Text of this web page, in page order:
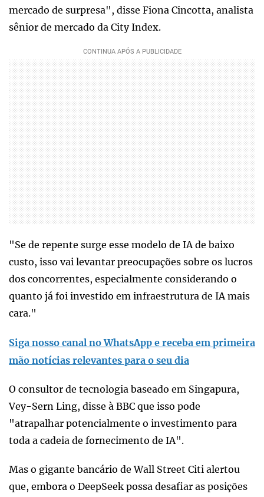
mercado de surpresa", disse Fiona Cincotta, analista
sênior de mercado da City Index.
"Se de repente surge esse modelo de IA de baixo
custo, isso vai levantar preocupações sobre os lucros
dos concorrentes, especialmente considerando o
quanto já foi investido em infraestrutura de IA mais
cara."
Siga nosso canal no WhatsApp e receba em primeira
mão notícias relevantes para o seu dia
O consultor de tecnologia baseado em Singapura,
Vey-Sern Ling, disse à BBC que isso pode
"atrapalhar potencialmente o investimento para
toda a cadeia de fornecimento de IA".
Mas o gigante bancário de Wall Street Citi alertou
que, embora o DeepSeek possa desafiar as posições